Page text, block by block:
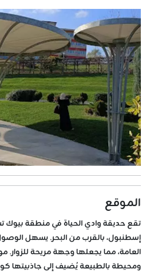
الموقع
تقعحديقة وادي الحياةفي منطقةبيوك
إسطنبول، بالقرب من البحر. يسهل
العامة، مما يجعلها وجهة مريحة
ومحيطة بالطبيعة يُضيف إلى جاذبيتها